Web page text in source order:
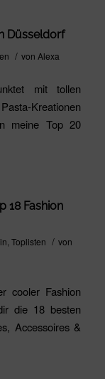
Düsseldorf
/ von Alexa
mit tollen
Kreationen
meine Top 20
18 Fashion
,Toplisten / von
cooler Fashion
die 18 besten
Accessoires &